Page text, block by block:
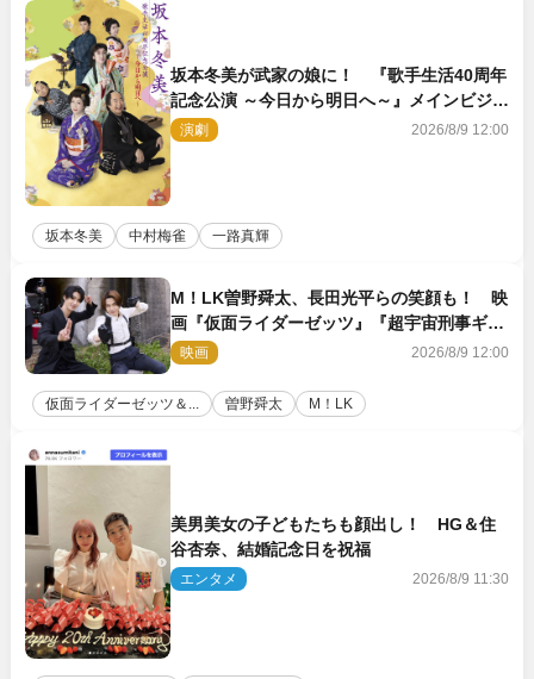
坂本冬美が武家の娘に！ 『歌手生活40周年
記念公演 ～今日から明日へ～』メインビジュ
アル公開
演劇 2026/8/9 12:00
坂本冬美 中村梅雀 一路真輝
M！LK曽野舜太、長田光平らの笑顔も！ 映
画『仮面ライダーゼッツ』『超宇宙刑事ギャ
バン インフィニティ』オフショット到着
映画 2026/8/9 12:00
仮面ライダーゼッツ＆... 曽野舜太 M！LK
美男美女の子どもたちも顔出し！ HG＆住
谷杏奈、結婚記念日を祝福
エンタメ 2026/8/9 11:30